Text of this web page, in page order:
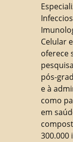
Celular
oferece
pós-
e à
como
em
300.000